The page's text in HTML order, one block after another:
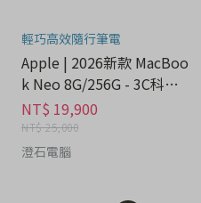
輕巧高效隨行筆電
Apple | 2026新款 MacBoo
k Neo 8G/256G - 3C科技
分期
NT$ 19,900
NT$ 25,000
澄石電腦